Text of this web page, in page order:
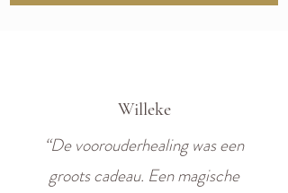
Willeke
“De voorouderhealing was een
groots cadeau. Een magische